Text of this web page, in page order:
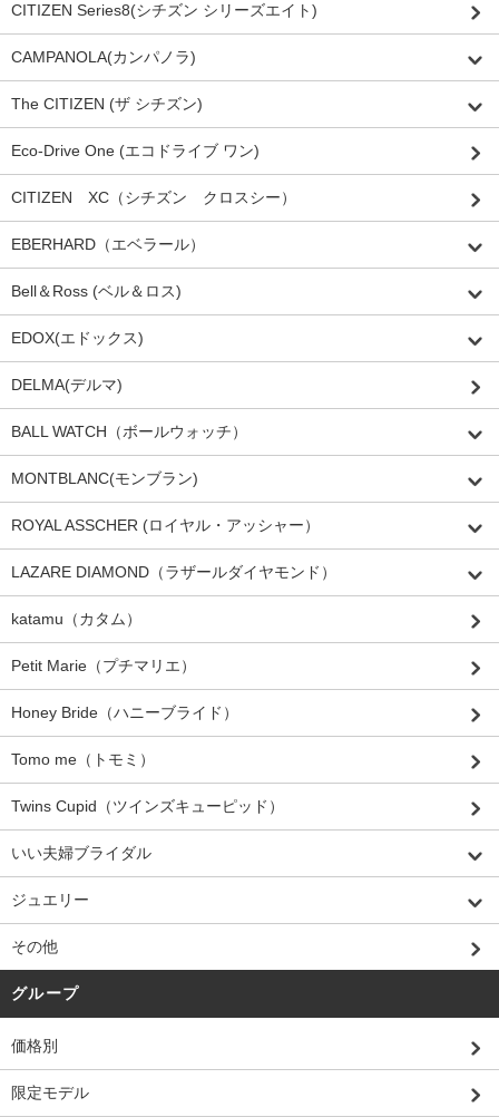
CITIZEN Series8(シチズン シリーズエイト)
CAMPANOLA(カンパノラ)
The CITIZEN (ザ シチズン)
Eco-Drive One (エコドライブ ワン)
CITIZEN XC（シチズン クロスシー）
EBERHARD（エベラール）
Bell＆Ross (ベル＆ロス)
EDOX(エドックス)
DELMA(デルマ)
BALL WATCH（ボールウォッチ）
MONTBLANC(モンブラン)
ROYAL ASSCHER (ロイヤル・アッシャー）
LAZARE DIAMOND（ラザールダイヤモンド）
katamu（カタム）
Petit Marie（プチマリエ）
Honey Bride（ハニーブライド）
Tomo me（トモミ）
Twins Cupid（ツインズキューピッド）
いい夫婦ブライダル
ジュエリー
その他
グループ
価格別
限定モデル